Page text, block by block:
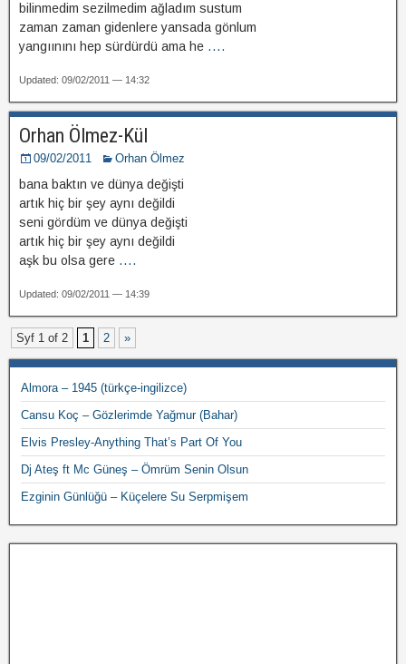
bilinmedim sezilmedim ağladım sustum
zaman zaman gidenlere yansada gönlum
yangıınını hep sürdürdü ama he ....
Updated: 09/02/2011 — 14:32
Orhan Ölmez-Kül
09/02/2011 Orhan Ölmez
bana baktın ve dünya değişti
artık hiç bir şey aynı değildi
seni gördüm ve dünya değişti
artık hiç bir şey aynı değildi
aşk bu olsa gere ....
Updated: 09/02/2011 — 14:39
Syf 1 of 2 1 2 »
Almora – 1945 (türkçe-ingilizce)
Cansu Koç – Gözlerimde Yağmur (Bahar)
Elvis Presley-Anything That’s Part Of You
Dj Ateş ft Mc Güneş – Ömrüm Senin Olsun
Ezginin Günlüğü – Küçelere Su Serpmişem